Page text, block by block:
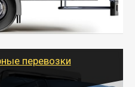
доставку
вещей по нужному
работ при перевозке.
перевозки